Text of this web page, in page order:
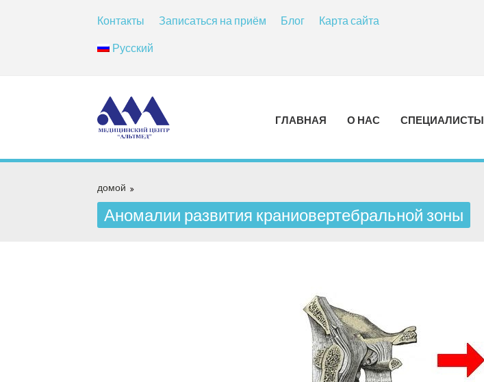
Контакты Записаться на приём Блог Карта сайта
Русский
ГЛАВНАЯ О НАС СПЕЦИАЛИСТЫ
домой
Аномалии развития краниовертебральной зоны